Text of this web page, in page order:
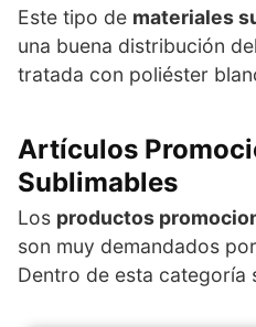
Este tipo de materiales
una buena distribución
tratada con poliéster
Artículos
Sublimables
Los productos
son muy demandados
Dentro de esta categoría